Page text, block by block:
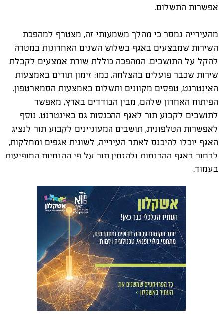
אפשרות התשלום.
מהעירייה נמסר כי מהלך משמעותי זה, מצטרף למהפכת
השירות שמבצעים באגף בשלוש השנים האחרונות במטרה
להקל על התושבים. המהפכה כוללת שורת אמצעים לקבלת
שירות שכבר פועלים בהצלחה, כמו: זימון תורים באמצעות
האינטרנט, טפסים מקוונים ותשלום באמצעות הסמארטפון.
הפיתוח האחרון שלהם, מבין הבודדים בארץ, מאפשר
לתושבים לקבוע תור לאגף ההכנסות גם באינטרנט. נוסף
לאפשרות הטלפונית, תושבים המעוניינים לקבוע תור לנציג
האגף יוכלו להיכנס לאתר העירייה, לשונית אגפים ומחלקות,
לבחור באגף ההכנסות ולהזמין תור על פי ההנחיות המופיעות
בעמוד.